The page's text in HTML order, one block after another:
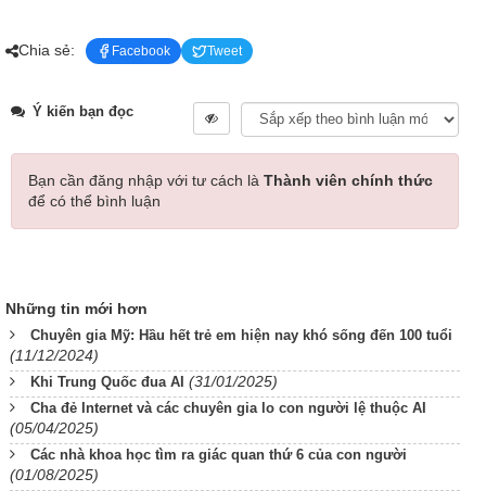
Chia sẻ: Facebook Tweet
Ý kiến bạn đọc
Bạn cần đăng nhập với tư cách là Thành viên chính thức
để có thể bình luận
Những tin mới hơn
Chuyên gia Mỹ: Hầu hết trẻ em hiện nay khó sống đến 100 tuổi
(11/12/2024)
Khi Trung Quốc đua AI (31/01/2025)
Cha đẻ Internet và các chuyên gia lo con người lệ thuộc AI
(05/04/2025)
Các nhà khoa học tìm ra giác quan thứ 6 của con người
(01/08/2025)